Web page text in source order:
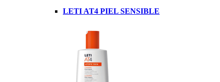
LETI AT4 PIEL SENSIBLE